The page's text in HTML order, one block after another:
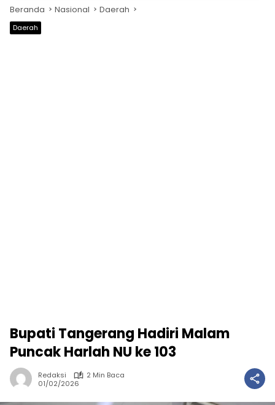
Beranda Nasional Daerah
Daerah
Bupati Tangerang Hadiri Malam
Puncak Harlah NU ke 103
Redaksi
2 Min Baca
01/02/2026